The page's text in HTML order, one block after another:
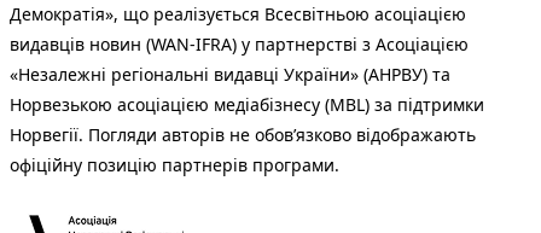
Демократія», що реалізується Всесвітньою асоціацією
видавців новин (WAN-IFRA) у партнерстві з Асоціацією
«Незалежні регіональні видавці України» (АНРВУ) та
Норвезькою асоціацією медіабізнесу (MBL) за підтримки
Норвегії. Погляди авторів не обов’язково відображають
офіційну позицію партнерів програми.